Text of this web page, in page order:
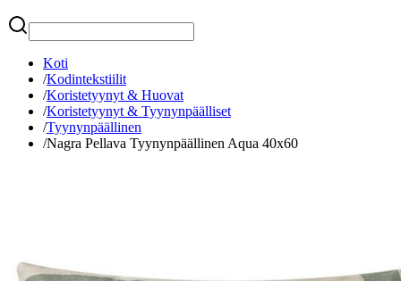
Etsi
Koti
/Kodintekstiilit
/Koristetyynyt & Huovat
/Koristetyynyt & Tyynynpäälliset
/Tyynynpäällinen
/Nagra Pellava Tyynynpäällinen Aqua 40x60